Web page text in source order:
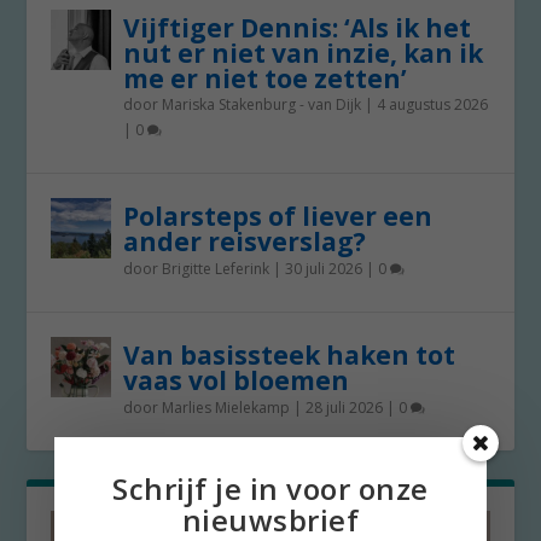
Vijftiger Dennis: ‘Als ik het
nut er niet van inzie, kan ik
me er niet toe zetten’
door Mariska Stakenburg - van Dijk | 4 augustus 2026
| 0
Polarsteps of liever een
ander reisverslag?
door Brigitte Leferink | 30 juli 2026 | 0
Van basissteek haken tot
vaas vol bloemen
door Marlies Mielekamp |28 juli 2026 | 0
Schrijf je in voor onze
nieuwsbrief